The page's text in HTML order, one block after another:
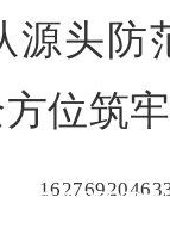
源头防
位筑
全链条保障 守护